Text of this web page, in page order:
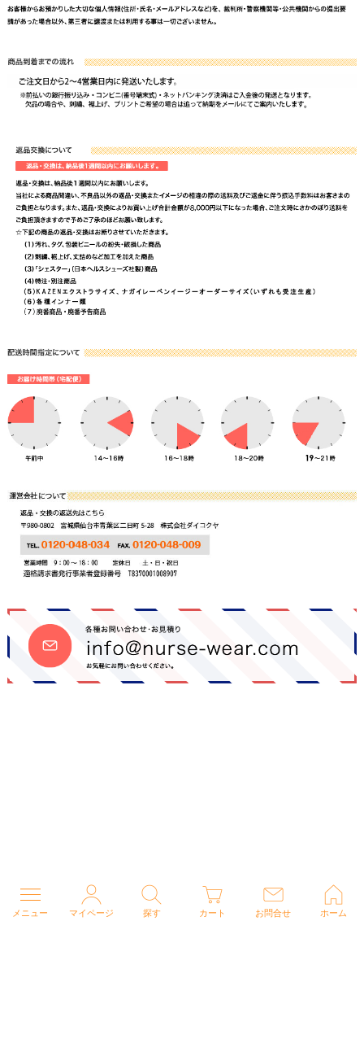
メニュー マイページ 探す カート お問合せ ホーム